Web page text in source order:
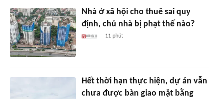
Nhà ở xã hội cho thuê sai quy
định, chủ nhà bị phạt thế nào?
11 phút
Hết thời hạn thực hiện, dự án vẫn
chưa được bàn giao mặt bằng